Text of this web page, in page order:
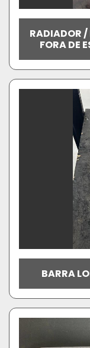
RADIADOR /
FORA DE
BARRA